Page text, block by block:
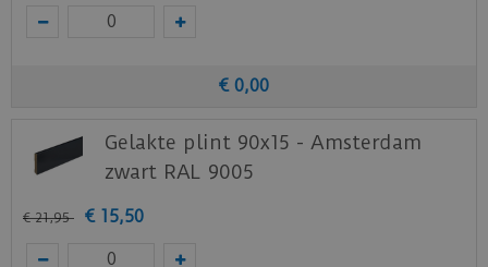
€ 0,00
Gelakte plint 90x15 - Amsterdam
zwart RAL 9005
€ 21,95 € 15,50